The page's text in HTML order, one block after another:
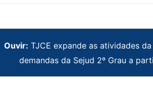
Ouvir: TJCE expande as atividades
demandas da Sejud 2º Grau a